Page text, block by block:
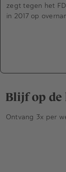
zegt tegen het
in 2017 op
Blijf op de
Ontvang 3x per